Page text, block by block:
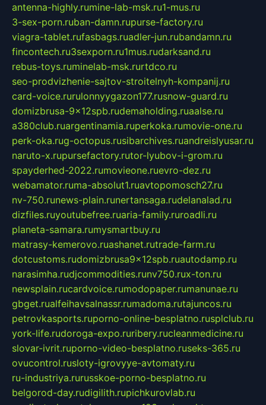
antenna-highly.rumine-lab-msk.ru1-mus.ru
3-sex-porn.ruban-damn.rupurse-factory.ru
viagra-tablet.rufasbags.ruadler-jun.rubandamn.ru
fincontech.ru3sexporn.ru1mus.rudarksand.ru
rebus-toys.ruminelab-msk.rurtdco.ru
seo-prodvizhenie-sajtov-stroitelnyh-kompanij.ru
card-voice.rurulonnyygazon177.rusnow-guard.ru
domizbrusa-9x12spb.rudemaholding.ruaalse.ru
a380club.ruargentinamia.ruperkoka.rumovie-one.ru
perk-oka.rug-octopus.rusibarchives.ruandreislyusar.ru
naruto-x.rupursefactory.rutor-lyubov-i-grom.ru
spayderhed-2022.rumovieone.ruevro-dez.ru
webamator.ruma-absolut1.ruavtopomosch27.ru
nv-750.runews-plain.runertansaga.rudelanalad.ru
dizfiles.ruyoutubefree.ruaria-family.ruroadli.ru
planeta-samara.rumysmartbuy.ru
matrasy-kemerovo.ruashanet.rutrade-farm.ru
dotcustoms.rudomizbrusa9x12spb.ruautodamp.ru
narasimha.rudjcommodities.runv750.rux-ton.ru
newsplain.rucardvoice.rumodopaper.rumanunae.ru
gbget.rualfeihavsalnassr.rumadoma.rutajuncos.ru
petrovkasports.ruporno-online-besplatno.rusplclub.ru
york-life.rudoroga-expo.ruribery.rucleanmedicine.ru
slovar-ivrit.ruporno-video-besplatno.ruseks-365.ru
ovucontrol.rusloty-igrovyye-avtomaty.ru
ru-industriya.rurusskoe-porno-besplatno.ru
belgorod-day.rudigilith.rupichkurovlab.ru